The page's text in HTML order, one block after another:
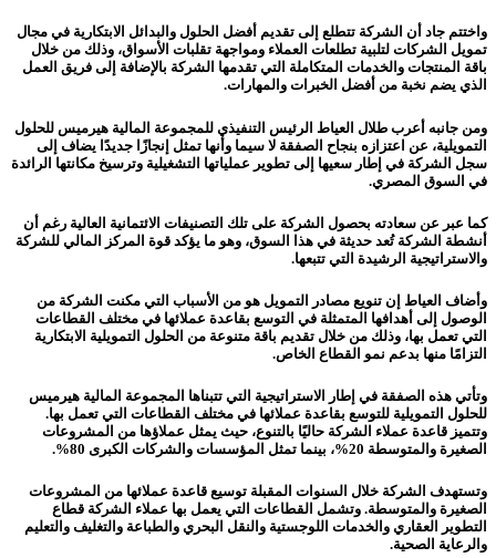
واختتم جاد أن الشركة تتطلع إلى تقديم أفضل الحلول والبدائل الابتكارية في مجال
تمويل الشركات لتلبية تطلعات العملاء ومواجهة تقلبات الأسواق، وذلك من خلال
باقة المنتجات والخدمات المتكاملة التي تقدمها الشركة بالإضافة إلى فريق العمل
الذي يضم نخبة من أفضل الخبرات والمهارات.
ومن جانبه أعرب طلال العياط الرئيس التنفيذي للمجموعة المالية هيرميس للحلول
التمويلية، عن اعتزازه بنجاح الصفقة لا سيما وأنها تمثل إنجازًا جديدًا يضاف إلى
سجل الشركة في إطار سعيها إلى تطوير عملياتها التشغيلية وترسيخ مكانتها الرائدة
في السوق المصري.
كما عبر عن سعادته بحصول الشركة على تلك التصنيفات الائتمانية العالية رغم أن
أنشطة الشركة تُعد حديثة في هذا السوق، وهو ما يؤكد قوة المركز المالي للشركة
والاستراتيجية الرشيدة التي تتبعها.
وأضاف العياط إن تنويع مصادر التمويل هو من الأسباب التي مكنت الشركة من
الوصول إلى أهدافها المتمثلة في التوسع بقاعدة عملائها في مختلف القطاعات
التي تعمل بها، وذلك من خلال تقديم باقة متنوعة من الحلول التمويلية الابتكارية
التزامًا منها بدعم نمو القطاع الخاص.
وتأتي هذه الصفقة في إطار الاستراتيجية التي تتبناها المجموعة المالية هيرميس
للحلول التمويلية للتوسع بقاعدة عملائها في مختلف القطاعات التي تعمل بها.
وتتميز قاعدة عملاء الشركة حاليًا بالتنوع، حيث يمثل عملاؤها من المشروعات
الصغيرة والمتوسطة 20%، بينما تمثل المؤسسات والشركات الكبرى 80%.
وتستهدف الشركة خلال السنوات المقبلة توسيع قاعدة عملائها من المشروعات
الصغيرة والمتوسطة. وتشمل القطاعات التي يعمل بها عملاء الشركة قطاع
التطوير العقاري والخدمات اللوجستية والنقل البحري والطباعة والتغليف والتعليم
والرعاية الصحية.